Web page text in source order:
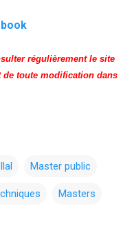
régulièrement le site
de toute modification dans
Master public
Masters